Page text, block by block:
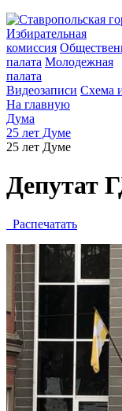
Избирательная
комиссия
палата Молодежная
палата
Видеозаписи Схема
На главную
Дума
25 лет Думе
25 лет Думе
Депутат
Распечатать